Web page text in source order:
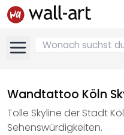
Wandtattoo Köln
Tolle Skyline der Stadt
Sehenswürdigkeiten.